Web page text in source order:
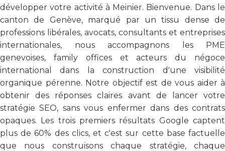
développer votre activité à Meinier. Bienvenue. Dans le
canton de Genève, marqué par un tissu dense de
professions libérales, avocats, consultants et entreprises
internationales, nous accompagnons les PME
genevoises, family offices et acteurs du négoce
international dans la construction d'une visibilité
organique pérenne. Notre objectif est de vous aider à
obtenir des réponses claires avant de lancer votre
stratégie SEO, sans vous enfermer dans des contrats
opaques. Les trois premiers résultats Google captent
plus de 60% des clics, et c'est sur cette base factuelle
que nous construisons chaque stratégie, chaque